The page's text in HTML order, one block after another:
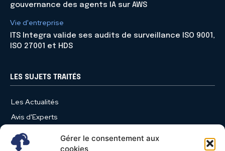
Gérer le consentement aux
cookies
gouvernance des agents IA sur AWS
Vie d'entreprise
ITS Integra valide ses audits de surveillance ISO 9001,
ISO 27001 et HDS
LES SUJETS TRAITÉS
Les Actualités
Avis d'Experts
Produits et Services
Vie d'entreprise